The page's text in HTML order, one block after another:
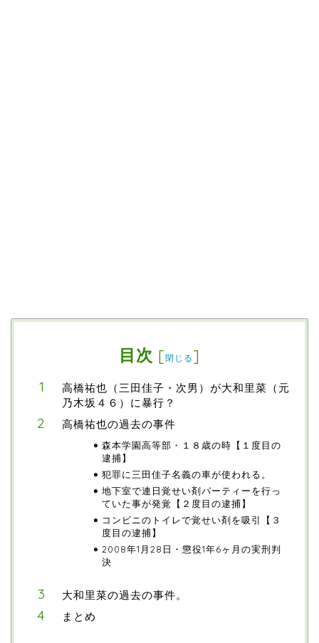
目次 [閉じる ]
高橋祐也（三田佳子・次男）が大和里菜（元
乃木坂４６）に暴行？
高橋祐也の過去の事件
森本学園高等部・１８歳の時【１度目の
逮捕】
犯罪に三田佳子名義の車が使われる。
地下室で連日覚せい剤パーティーを行っ
ていた事が発覚【２度目の逮捕】
コンビニのトイレで覚せい剤を吸引【３
度目の逮捕】
2008年1月28日・懲役1年6ヶ月の実刑判
決
大和里菜の過去の事件。
まとめ